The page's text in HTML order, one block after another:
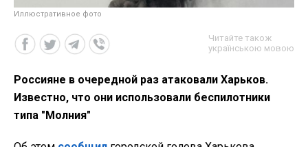
Иллюстративное фото
Читайте також
українською мовою
Россияне в очередной раз атаковали Харьков.
Известно, что они использовали беспилотники
типа "Молния"